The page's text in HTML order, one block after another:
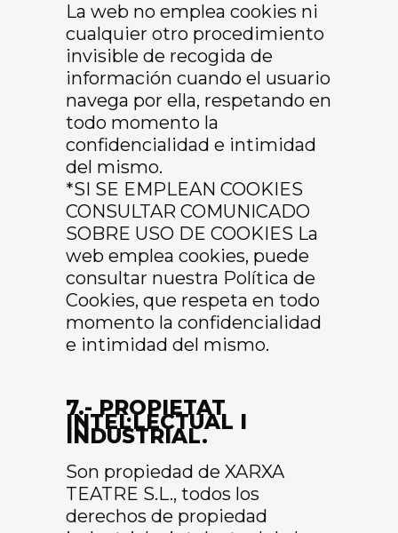
La web no emplea cookies ni
cualquier otro procedimiento
invisible de recogida de
información cuando el usuario
navega por ella, respetando en
todo momento la
confidencialidad e intimidad
del mismo.
*SI SE EMPLEAN COOKIES
CONSULTAR COMUNICADO
SOBRE USO DE COOKIES La
web emplea cookies, puede
consultar nuestra Política de
Cookies, que respeta en todo
momento la confidencialidad
e intimidad del mismo.
7.- PROPIETAT
INTEL·LECTUAL I
INDUSTRIAL.
Son propiedad de XARXA
TEATRE S.L., todos los
derechos de propiedad